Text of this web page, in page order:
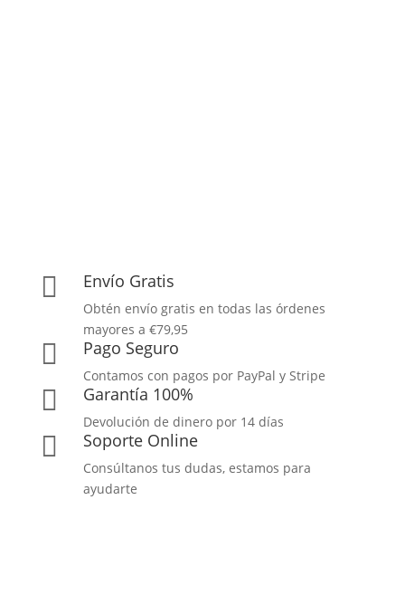
 Envío Gratis
Obtén envío gratis en todas las órdenes
mayores a €79,95
 Pago Seguro
Contamos con pagos por PayPal y Stripe
 Garantía 100%
Devolución de dinero por 14 días
 Soporte Online
Consúltanos tus dudas, estamos para
ayudarte